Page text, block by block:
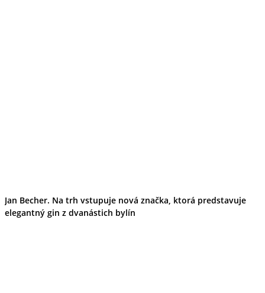
Jan Becher. Na trh vstupuje nová značka, ktorá predstavuje
elegantný gin z dvanástich bylín